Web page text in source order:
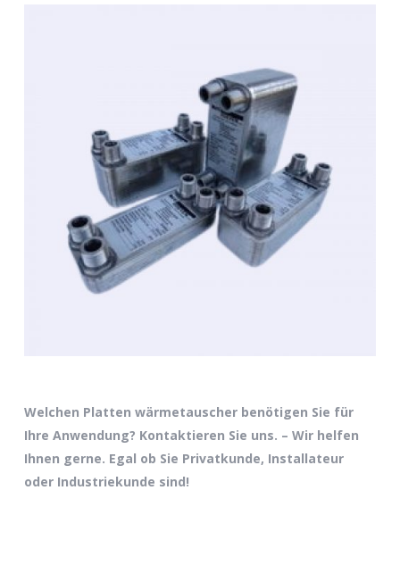
Welchen Platten wärmetauscher benötigen Sie für
Ihre Anwendung? Kontaktieren Sie uns. – Wir helfen
Ihnen gerne. Egal ob Sie Privatkunde, Installateur
oder Industriekunde sind!